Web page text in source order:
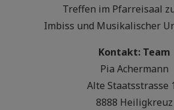
Treffen im Pfarreisaal
Imbiss und Musikalischer
Kontakt: Team
Pia Achermann
Alte Staatsstrasse
8888 Heiligkreuz